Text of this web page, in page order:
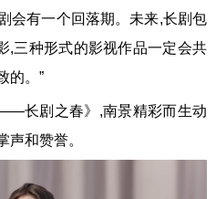
会有一个回落期。未来,长剧包
,三种形式的影视作品一定会共
的。”
长剧之春》,南景精彩而生动
声和赞誉。